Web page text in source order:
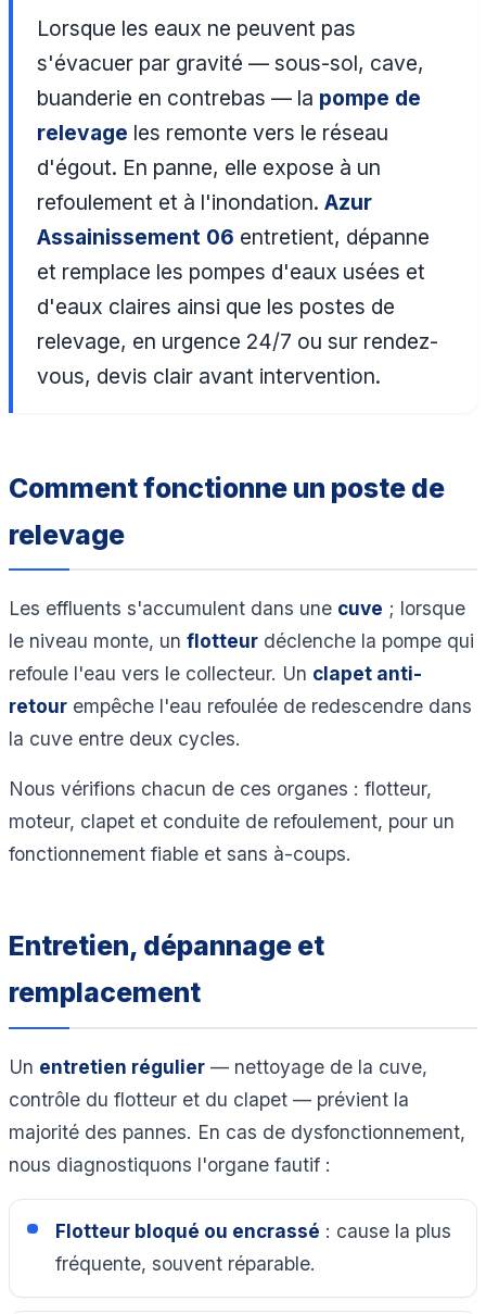
Lorsque les eaux ne peuvent pas
s'évacuer par gravité — sous-sol, cave,
buanderie en contrebas — la pompe de
relevage les remonte vers le réseau
d'égout. En panne, elle expose à un
refoulement et à l'inondation.Azur
Assainissement 06 entretient, dépanne
et remplace les pompes d'eaux usées et
d'eaux claires ainsi que les postes de
relevage, en urgence 24/7 ou sur rendez-
vous, devis clair avant intervention.
Comment fonctionne un poste de
relevage
Les effluents s'accumulent dans une cuve ; lorsque
le niveau monte, un flotteur déclenche la pompe qui
refoule l'eau vers le collecteur. Un clapet anti-
retour empêche l'eau refoulée de redescendre dans
la cuve entre deux cycles.
Nous vérifions chacun de ces organes : flotteur,
moteur, clapet et conduite de refoulement, pour un
fonctionnement fiable et sans à-coups.
Entretien, dépannage et
remplacement
Un entretien régulier — nettoyage de la cuve,
contrôle du flotteur et du clapet — prévient la
majorité des pannes. En cas de dysfonctionnement,
nous diagnostiquons l'organe fautif :
Flotteur bloqué ou encrassé : cause la plus
fréquente, souvent réparable.